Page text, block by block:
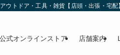
ウトドア・工具・雑貨【店頭・出張・宅配
公式オンラインストア 店舗案内